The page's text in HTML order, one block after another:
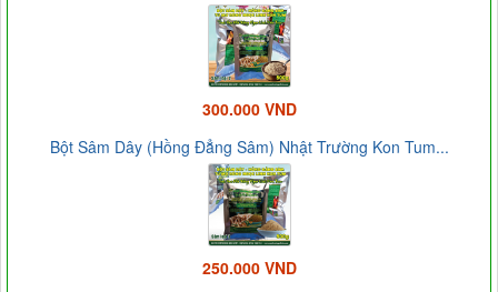
300.000 VND
Bột Sâm Dây (Hồng Đẳng Sâm) Nhật Trường Kon Tum...
250.000 VND